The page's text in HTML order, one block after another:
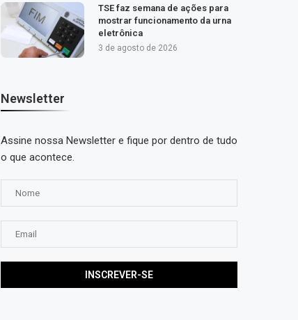
TSE faz semana de ações para
mostrar funcionamento da urna
eletrônica
3 de agosto de 2026
Newsletter
Assine nossa Newsletter e fique por dentro de tudo
o que acontece.